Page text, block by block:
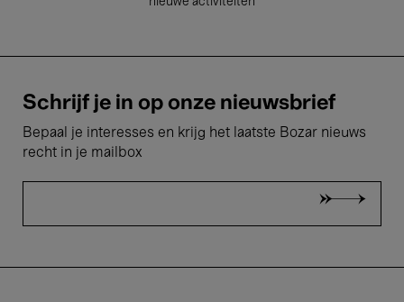
Schrijf je in op onze nieuwsbrief
Bepaal je interesses en krijg het laatste Bozar nieuws
recht in je mailbox